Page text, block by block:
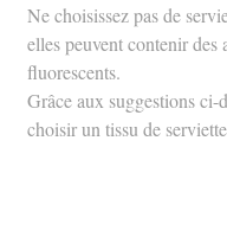
Ne choisissez pas de
elles peuvent contenir des
fluorescents.
Grâce aux suggestions ci-
choisir un tissu de